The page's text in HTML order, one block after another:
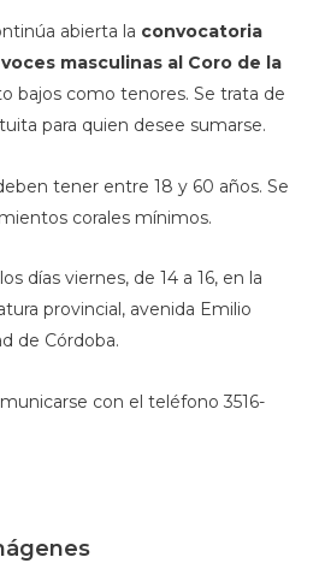
abierta la convocatoria
masculinas al Coro de la
bajos como tenores. Se trata de
para quien desee sumarse.
tener entre 18 y 60 años. Se
corales mínimos.
días viernes, de 14 a 16, en la
provincial, avenida Emilio
de Córdoba.
con el teléfono 3516-